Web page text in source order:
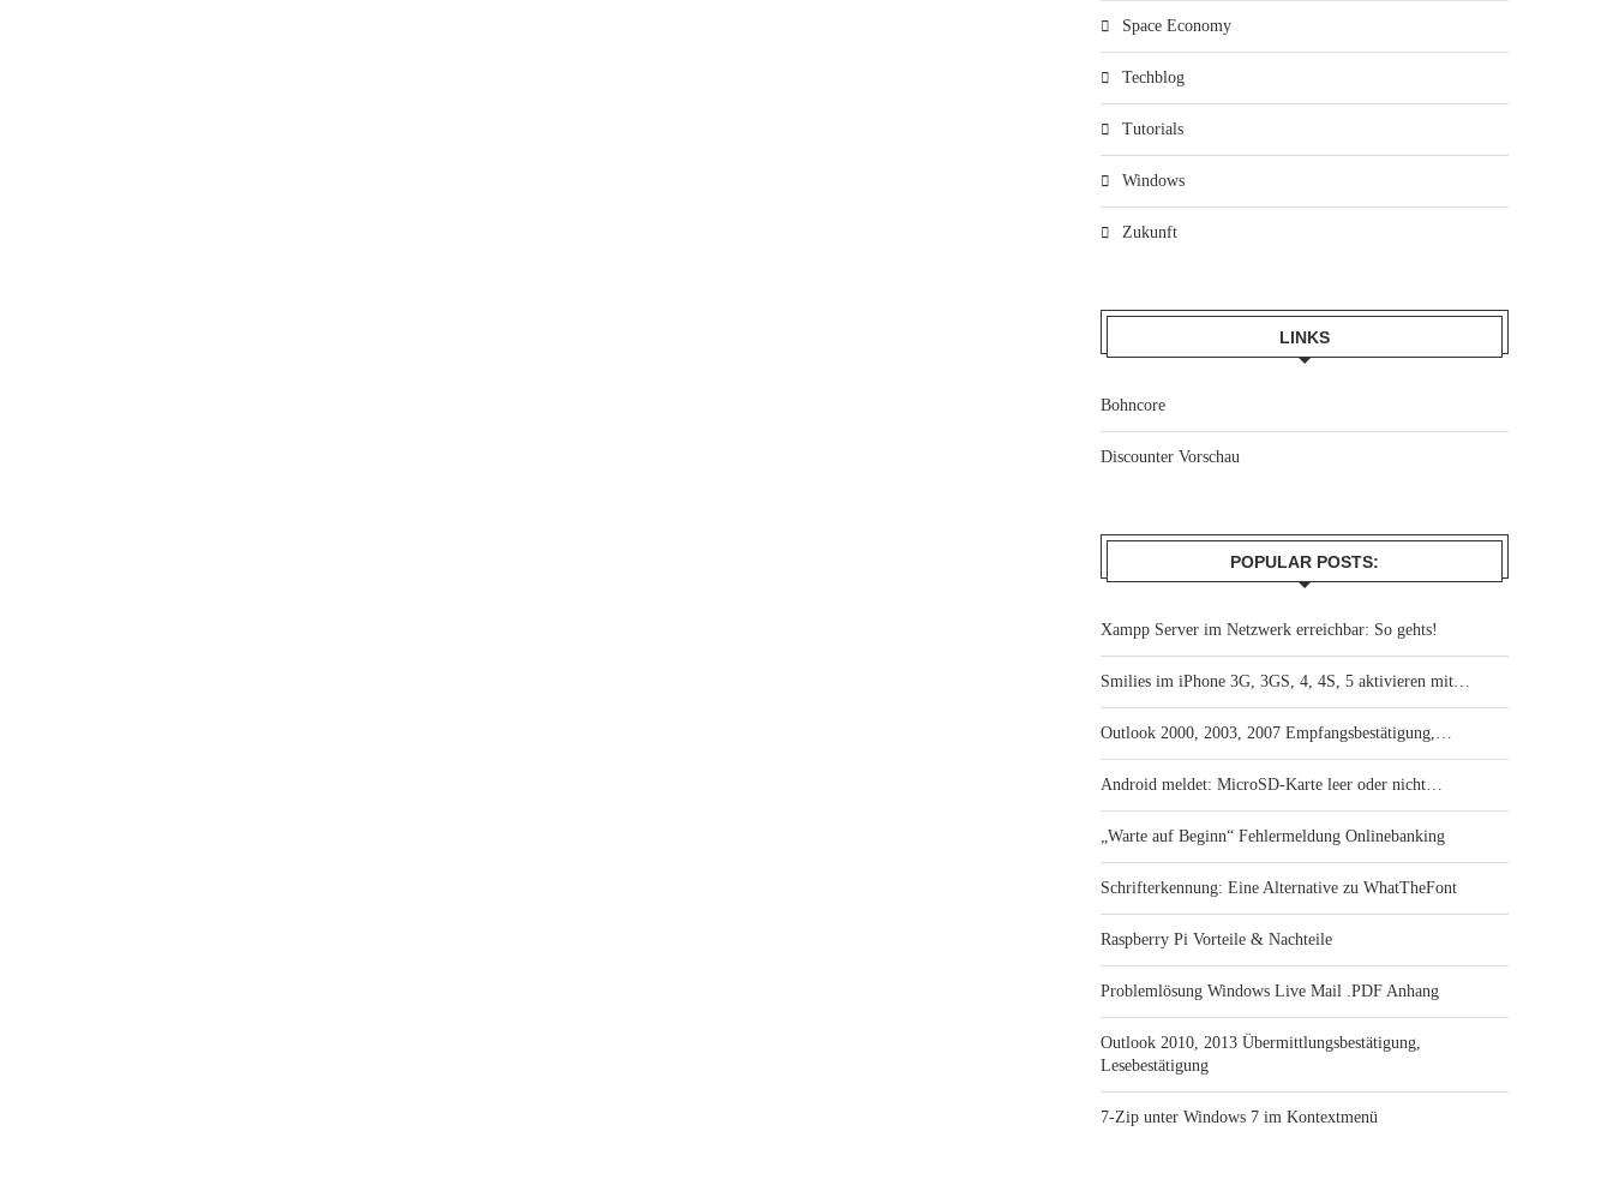
Space Economy
Techblog
Tutorials
Windows
Zukunft
LINKS
Bohncore
Discounter Vorschau
POPULAR POSTS:
Xampp Server im Netzwerk erreichbar: So gehts!
Smilies im iPhone 3G, 3GS, 4, 4S, 5 aktivieren mit…
Outlook 2000, 2003, 2007 Empfangsbestätigung,…
Android meldet: MicroSD-Karte leer oder nicht…
„Warte auf Beginn“ Fehlermeldung Onlinebanking
Schrifterkennung: Eine Alternative zu WhatTheFont
Raspberry Pi Vorteile & Nachteile
Problemlösung Windows Live Mail .PDF Anhang
Outlook 2010, 2013 Übermittlungsbestätigung,
Lesebestätigung
7-Zip unter Windows 7 im Kontextmenü